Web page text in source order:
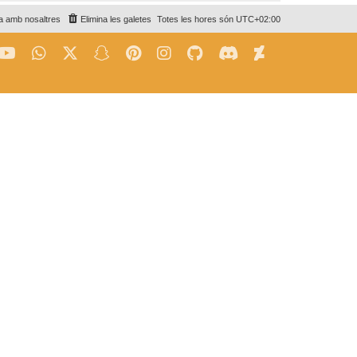
Totes les hores són UTC+02:00
Elimina les galetes
amb nosaltres